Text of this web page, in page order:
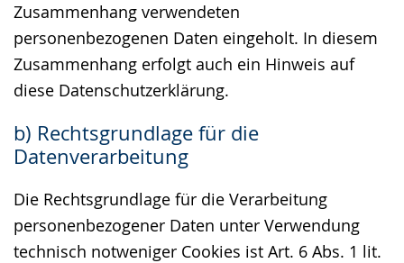
Zusammenhang verwendeten
personenbezogenen Daten eingeholt. In diesem
Zusammenhang erfolgt auch ein Hinweis auf
diese Datenschutzerklärung.
b) Rechtsgrundlage für die
Datenverarbeitung
Die Rechtsgrundlage für die Verarbeitung
personenbezogener Daten unter Verwendung
technisch notweniger Cookies ist Art. 6 Abs. 1 lit.